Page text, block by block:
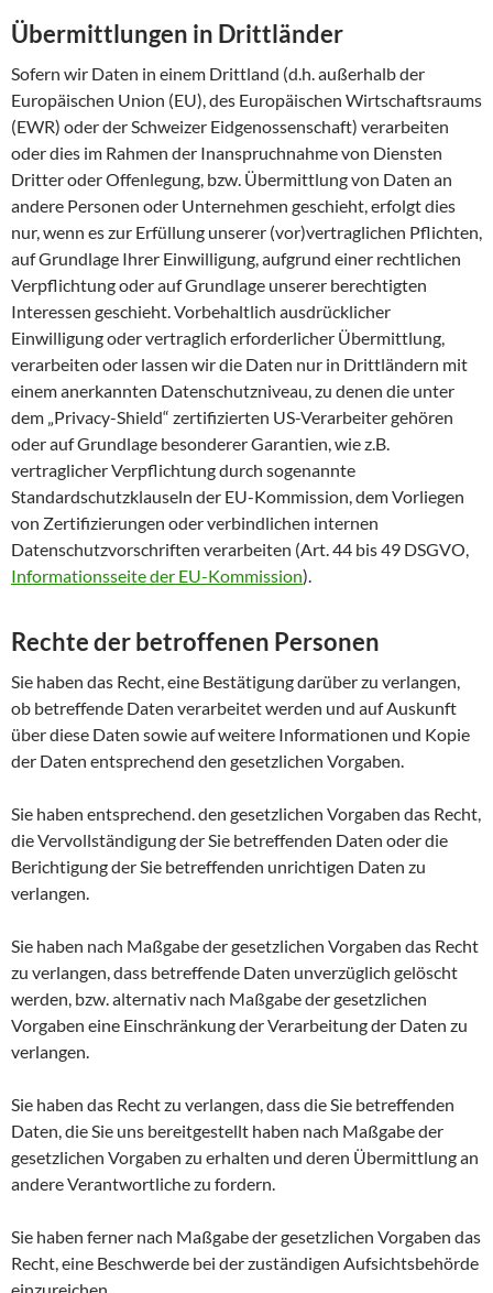
Übermittlungen in Drittländer
Sofern wir Daten in einem Drittland (d.h. außerhalb der
Europäischen Union (EU), des Europäischen Wirtschaftsraums
(EWR) oder der Schweizer Eidgenossenschaft) verarbeiten
oder dies im Rahmen der Inanspruchnahme von Diensten
Dritter oder Offenlegung, bzw. Übermittlung von Daten an
andere Personen oder Unternehmen geschieht, erfolgt dies
nur, wenn es zur Erfüllung unserer (vor)vertraglichen Pflichten,
auf Grundlage Ihrer Einwilligung, aufgrund einer rechtlichen
Verpflichtung oder auf Grundlage unserer berechtigten
Interessen geschieht. Vorbehaltlich ausdrücklicher
Einwilligung oder vertraglich erforderlicher Übermittlung,
verarbeiten oder lassen wir die Daten nur in Drittländern mit
einem anerkannten Datenschutzniveau, zu denen die unter
dem „Privacy-Shield“ zertifizierten US-Verarbeiter gehören
oder auf Grundlage besonderer Garantien, wie z.B.
vertraglicher Verpflichtung durch sogenannte
Standardschutzklauseln der EU-Kommission, dem Vorliegen
von Zertifizierungen oder verbindlichen internen
Datenschutzvorschriften verarbeiten (Art. 44 bis 49 DSGVO,
Informationsseite der EU-Kommission).
Rechte der betroffenen Personen
Sie haben das Recht, eine Bestätigung darüber zu verlangen,
ob betreffende Daten verarbeitet werden und auf Auskunft
über diese Daten sowie auf weitere Informationen und Kopie
der Daten entsprechend den gesetzlichen Vorgaben.
Sie haben entsprechend. den gesetzlichen Vorgaben das Recht,
die Vervollständigung der Sie betreffenden Daten oder die
Berichtigung der Sie betreffenden unrichtigen Daten zu
verlangen.
Sie haben nach Maßgabe der gesetzlichen Vorgaben das Recht
zu verlangen, dass betreffende Daten unverzüglich gelöscht
werden, bzw. alternativ nach Maßgabe der gesetzlichen
Vorgaben eine Einschränkung der Verarbeitung der Daten zu
verlangen.
Sie haben das Recht zu verlangen, dass die Sie betreffenden
Daten, die Sie uns bereitgestellt haben nach Maßgabe der
gesetzlichen Vorgaben zu erhalten und deren Übermittlung an
andere Verantwortliche zu fordern.
Sie haben ferner nach Maßgabe der gesetzlichen Vorgaben das
Recht, eine Beschwerde bei der zuständigen Aufsichtsbehörde